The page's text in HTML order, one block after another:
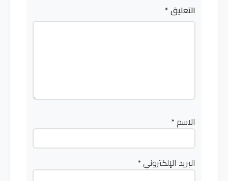
التعليق*
الاسم*
البريد الإلكتروني*